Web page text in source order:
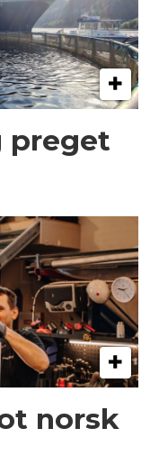
preget
norsk